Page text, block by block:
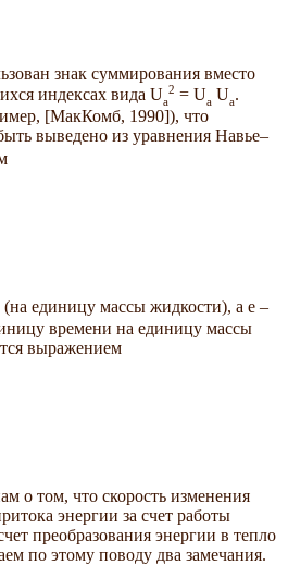
знак суммирования вместо
индексах вида Ua
2 = Ua Ua.
[МакКомб, 1990]), что
выведено из уравнения Навье–
единицу массы жидкости), а e –
времени на единицу массы
выражением
о том, что скорость изменения
энергии за счет работы
преобразования энергии в тепло
по этому поводу два замечания.